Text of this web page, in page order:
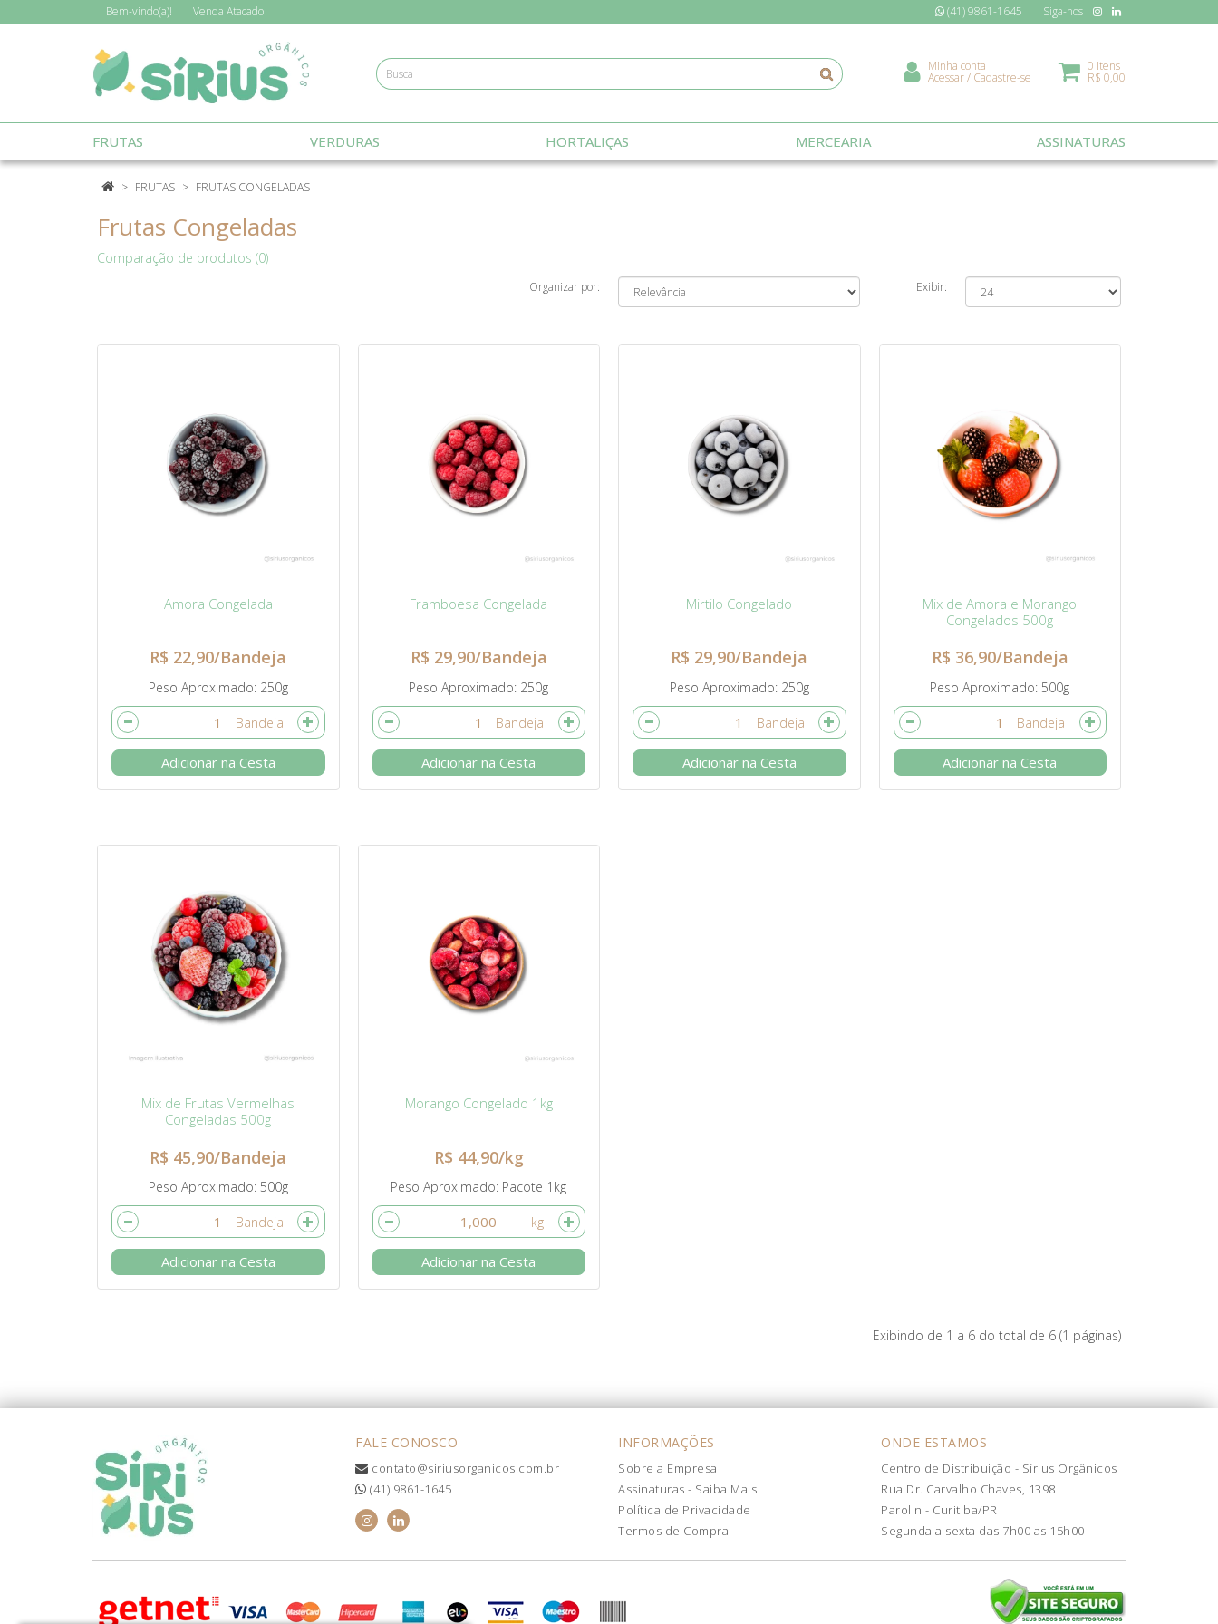
Bem-vindo(a)! Venda Atacado (41) 9861-1645 Siga-nos
Minha conta
Acessar/ Cadastre-se
0 Itens
R$ 0,00
FRUTAS VERDURAS HORTALIÇAS MERCEARIA ASSINATURAS
FRUTAS FRUTAS CONGELADAS
Frutas Congeladas
Comparação de produtos (0)
Organizar por: Exibir:
Amora Congelada
Peso Aproximado 250g
R$ 22,90/Bandeja
Adicionar na Cesta
Framboesa Congelada
Peso Aproximado 250g
R$ 29,90/Bandeja
Adicionar na Cesta
Mirtilo Congelado
Peso Aproximado 250g
R$ 29,90/Bandeja
Adicionar na Cesta
Mix de Amora e Morango
Congelados 500g
Peso Aproximado 500g
R$ 36,90/Bandeja
Adicionar na Cesta
Mix de Frutas Vermelhas
Congeladas 500g
Peso Aproximado 500g
R$ 45,90/Bandeja
Adicionar na Cesta
Morango Congelado 1kg
Peso Aproximado Pacote 1kg
R$ 44,90/kg
Adicionar na Cesta
Exibindo de 1 a 6 do total de 6 (1 páginas)
FALE CONOSCO
contato@siriusorganicos.com.br
(41) 9861-1645
INFORMAÇÕES
Sobre a Empresa
Assinaturas - Saiba Mais
Política de Privacidade
Termos de Compra
ONDE ESTAMOS
Centro de Distribuição - Sírius Orgânicos
Rua Dr. Carvalho Chaves, 1398
Parolin - Curitiba/PR
Segunda a sexta das 7h00 as 15h00